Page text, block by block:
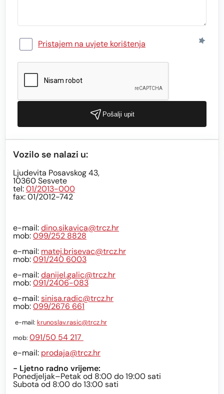
Pristajem na uvjete korištenja
Pošalji upit
Vozilo se nalazi u:
Ljudevita Posavskog 43,
10360 Sesvete
tel:01/2013-000
fax: 01/2012-742
e-mail:dino.sikavica@trcz.hr
mob:099/252 8828
e-mail: matej.brisevac@trcz.hr
mob:091/240 6003
e-mail:danijel.galic@trcz.hr
mob:091/2406-083
e-mail:sinisa.radic@trcz.hr
mob:099/2676 661
e-mail: krunoslav.rasic@trcz.hr
mob: 091/50 54 217
e-mail: prodaja@trcz.hr
- Ljetno radno vrijeme:
Ponedjeljak–Petak od 8:00 do 19:00 sati
Subota od 8:00 do 13:00 sati